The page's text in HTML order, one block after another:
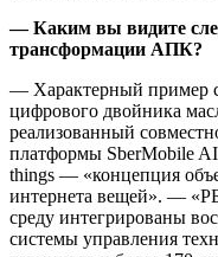
— Каким вы видите
трансформации АПК?
— Характерный пример
цифрового двойника
реализованный
платформы SberMobile
things — «концепция
интернета вещей». —
среду интегрированы
системы управления